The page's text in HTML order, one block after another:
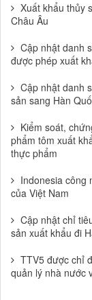
Xuất khẩu thủy
Châu Âu
Cập nhật danh
được phép xuất
Cập nhật danh
sản sang Hàn
Kiểm soát,
phẩm tôm xuất
thực phẩm
Indonesia công
của Việt Nam
Cập nhật chỉ
sản xuất khẩu đi
TTV5 được chỉ
quản lý nhà nước